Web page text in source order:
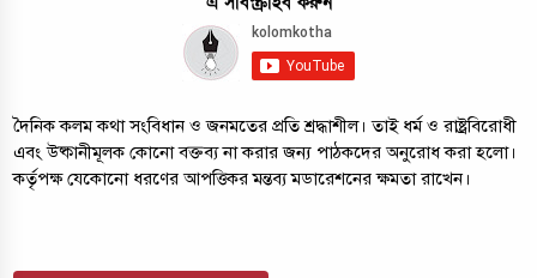
দৈনিক কলম কথা সংবিধান ও জনমতের প্রতি শ্রদ্ধাশীল। তাই ধর্ম ও রাষ্ট্রবিরোধী
এবং উষ্কানীমূলক কোনো বক্তব্য না করার জন্য পাঠকদের অনুরোধ করা হলো।
কর্তৃপক্ষ যেকোনো ধরণের আপত্তিকর মন্তব্য মডারেশনের ক্ষমতা রাখেন।